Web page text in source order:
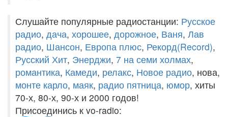
Слушайте популярные радиостанции: Русское
радио, дача, хорошее, дорожное, Ваня, Лав
радио, Шансон, Европа плюс, Рекорд(Record),
Русский Хит, Энерджи, 7 на семи холмах,
романтика, Камеди, релакс, Новое радио, нова,
монте карло, маяк, радио пятница, юмор, хиты
70-х, 80-х, 90-х и 2000 годов!
Присоединись к vo-radio: